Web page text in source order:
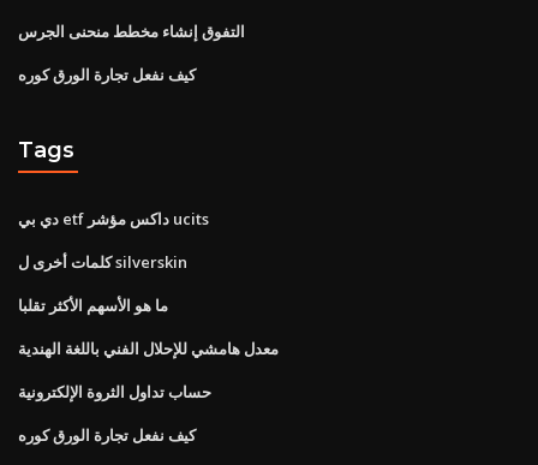
التفوق إنشاء مخطط منحنى الجرس
كيف نفعل تجارة الورق كوره
Tags
دي بي etf داكس مؤشر ucits
كلمات أخرى ل silverskin
ما هو الأسهم الأكثر تقلبا
معدل هامشي للإحلال الفني باللغة الهندية
حساب تداول الثروة الإلكترونية
كيف نفعل تجارة الورق كوره